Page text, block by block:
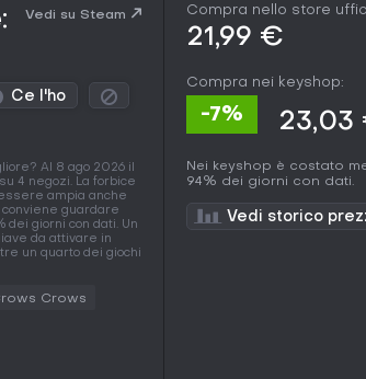
Vedi su Steam
Ce l'ho
Al 8 ago 2026 il
4 negozi. La forbice
ampia anche
conviene guardare
dei giorni con dati. Un
da attivare in
un quarto dei giochi
Crows
Compra nello store
21,99 €
Compra nei keyshop:
-7% 23,03
Nei keyshop è costato
94% dei giorni con dati.
Vedi storico